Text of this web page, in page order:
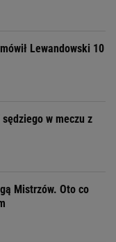
Lewandowski 10
w meczu z
Mistrzów. Oto co